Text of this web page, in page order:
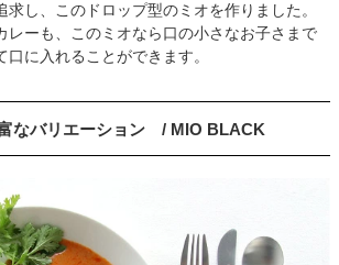
求し、このドロップ型のミオを作りました。
レーも、このミオなら口の小さなお子さまで
口に入れることができます。
なバリエーション / MIO BLACK